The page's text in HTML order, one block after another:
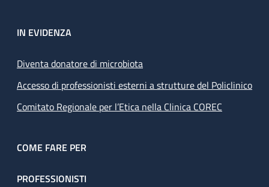
IN EVIDENZA
Diventa donatore di microbiota
Accesso di professionisti esterni a strutture del Policlinico
Comitato Regionale per l’Etica nella Clinica COREC
COME FARE PER
PROFESSIONISTI